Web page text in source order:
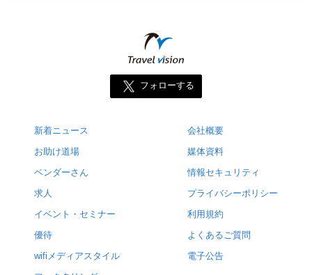
フォローする
新着ニュース
お助け道場
ベンダーさん
求人
イベント・セミナー
優待
wifiメディアスタイル
会社概要
媒体資料
情報セキュリティ
プライバシーポリシー
利用規約
よくあるご質問
電子公告